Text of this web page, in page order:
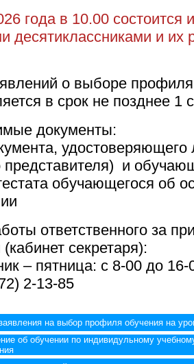
года в 10.00
десятиклассниками и
о выборе
в срок не позднее 1
документы:
удостоверяющего
представителя) и
обучающегося об
ответственного за
секретаря):
– пятница: с 8-00 до
2-13-85
на выбор профиля обучения на
об обучении по индивидульному